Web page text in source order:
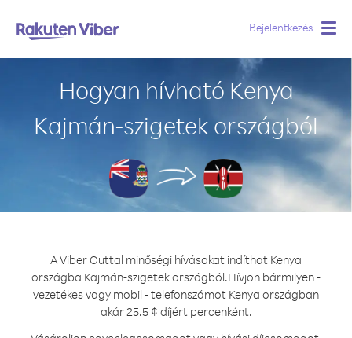
Bejelentkezés
Hogyan hívható Kenya
Kajmán-szigetek országból
A Viber Outtal minőségi hívásokat indíthat Kenya
országba Kajmán-szigetek országból.Hívjon bármilyen -
vezetékes vagy mobil - telefonszámot Kenya országban
akár 25.5 ¢ díjért percenként.